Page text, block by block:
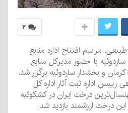
۳
مراسم افتتاح اداره منابع
با حضور مدیرکل منابع
و بخشدار ساردوئیه برگزار شد.
رییس اداره ثبت آثار اداره کل
درخت ایران در کشکوئیه
درخت ارزشمند بازدید شد.